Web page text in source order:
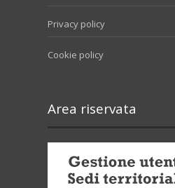
Privacy policy
Cookie policy
Area riservata